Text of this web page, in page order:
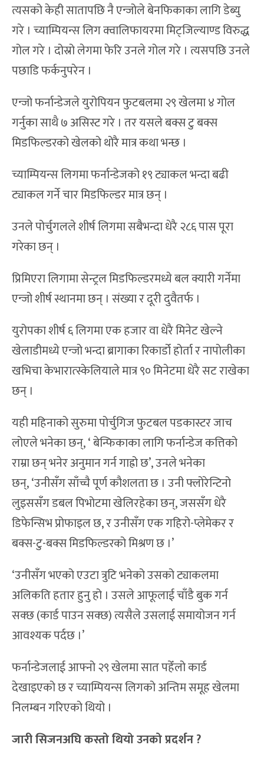
त्यसको केही सातापछि नै एन्जोले बेनफिकाका लागि डेब्यु
गरे । च्याम्पियन्स लिग क्वालिफायरमा मिट्जिल्याण्ड विरुद्ध
गोल गरे । दोस्रो लेगमा फेरि उनले गोल गरे । त्यसपछि उनले
पछाडि फर्कनुपरेन ।
एन्जो फर्नान्डेजले युरोपियन फुटबलमा २९ खेलमा ४ गोल
गर्नुका साथै ७ असिस्ट गरे । तर यसले बक्स टु बक्स
मिडफिल्डरको खेलको थोरै मात्र कथा भन्छ ।
च्याम्पियन्स लिगमा फर्नान्डेजको १९ ट्याकल भन्दा बढी
ट्याकल गर्ने चार मिडफिल्डर मात्र छन् ।
उनले पोर्चुगलले शीर्ष लिगमा सबैभन्दा धेरै २८६ पास पूरा
गरेका छन् ।
प्रिमिएरा लिगामा सेन्ट्रल मिडफिल्डरमध्ये बल क्यारी गर्नेमा
एन्जो शीर्ष स्थानमा छन् । संख्या र दूरी दुवैतर्फ ।
युरोपका शीर्ष ६ लिगमा एक हजार वा धेरै मिनेट खेल्ने
खेलाडीमध्ये एन्जो भन्दा ब्रागाका रिकार्डो होर्ता र नापोलीका
खभिचा केभारात्स्केलियाले मात्र ९० मिनेटमा धेरै सट राखेका
छन् ।
यही महिनाको सुरुमा पोर्चुगिज फुटबल पडकास्टर जाच
लोएले भनेका छन्, ‘ बेन्फिकाका लागि फर्नान्डेज कत्तिको
राम्रा छन् भनेर अनुमान गर्न गाह्रो छ’, उनले भनेका
छन्, ‘उनीसँग साँच्चै पूर्ण कौशलता छ । उनी फ्लोरेन्टिनो
लुइससँग डबल पिभोटमा खेलिरहेका छन्, जससँग धेरै
डिफेन्सिभ प्रोफाइल छ, र उनीसँग एक गहिरो-प्लेमेकर र
बक्स-टु-बक्स मिडफिल्डरको मिश्रण छ ।’
‘उनीसँग भएको एउटा त्रुटि भनेको उसको ट्याकलमा
अलिकति हतार हुनु हो । उसले आफूलाई चाँडै बुक गर्न
सक्छ (कार्ड पाउन सक्छ) त्यसैले उसलाई समायोजन गर्न
आवश्यक पर्दछ ।’
फर्नान्डेजलाई आफ्नो २९ खेलमा सात पहेँलो कार्ड
देखाइएको छ र च्याम्पियन्स लिगको अन्तिम समूह खेलमा
निलम्बन गरिएको थियो ।
जारी सिजनअघि कस्तो थियो उनको प्रदर्शन?